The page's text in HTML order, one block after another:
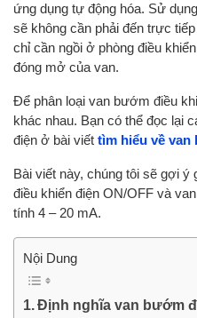
ứng dụng tự động hóa. Sử
sẽ không cần phải đến trực
chỉ cần ngồi ở phòng điều
đóng mở của van.
Để phân loại van bướm điều
khác nhau. Bạn có thể đọc lại
điện ở bài viết tìm hiểu về
Bài viết này, chúng tôi sẽ gợi ý
điều khiển điện ON/OFF và
tính 4 – 20 mA.
Nội Dung
Định nghĩa van bướm